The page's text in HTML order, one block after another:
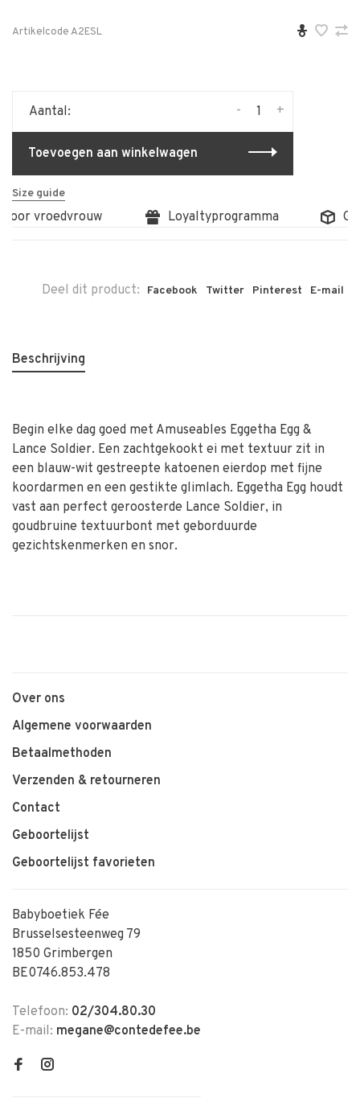
Artikelcode A2ESL
Aantal: +
-
Toevoegen aan winkelwagen
Size guide
vroedvrouw Loyaltyprogramma
Deel dit product: Facebook Twitter Pinterest E-mail
Beschrijving
Begin elke dag goed met Amuseables Eggetha Egg &
Lance Soldier. Een zachtgekookt ei met textuur zit in
een blauw-wit gestreepte katoenen eierdop met fijne
koordarmen en een gestikte glimlach. Eggetha Egg houdt
vast aan perfect geroosterde Lance Soldier, in
goudbruine textuurbont met geborduurde
gezichtskenmerken en snor.
Over ons
Algemene voorwaarden
Betaalmethoden
Verzenden & retourneren
Contact
Geboortelijst
Geboortelijst favorieten
Babyboetiek Fée
Brusselsesteenweg 79
1850 Grimbergen
BE0746.853.478
Telefoon: 02/304.80.30
E-mail: megane@contedefee.be